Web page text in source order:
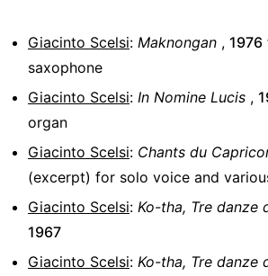
Giacinto Scelsi: Maknongan , 1976
saxophone
Giacinto Scelsi: In Nomine Lucis ,
organ
Giacinto Scelsi: Chants du
(excerpt) for solo voice and
Giacinto Scelsi: Ko-tha, Tre danze
1967
Giacinto Scelsi: Ko-tha, Tre danze